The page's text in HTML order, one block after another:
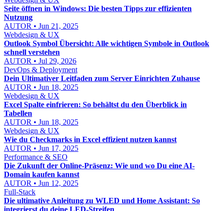
Seite öffnen in Windows: Die besten Tipps zur effizienten
Nutzung
AUTOR • Jun 21, 2025
Webdesign & UX
Outlook Symbol Übersicht: Alle wichtigen Symbole in Outlook
schnell verstehen
AUTOR • Jul 29, 2026
DevOps & Deployment
Dein Ultimativer Leitfaden zum Server Einrichten Zuhause
AUTOR • Jun 18, 2025
Webdesign & UX
Excel Spalte einfrieren: So behältst du den Überblick in
Tabellen
AUTOR • Jun 18, 2025
Webdesign & UX
Wie du Checkmarks in Excel effizient nutzen kannst
AUTOR • Jun 17, 2025
Performance & SEO
Die Zukunft der Online-Präsenz: Wie und wo Du eine AI-
Domain kaufen kannst
AUTOR • Jun 12, 2025
Full-Stack
Die ultimative Anleitung zu WLED und Home Assistant: So
integrierst du deine LED-Streifen